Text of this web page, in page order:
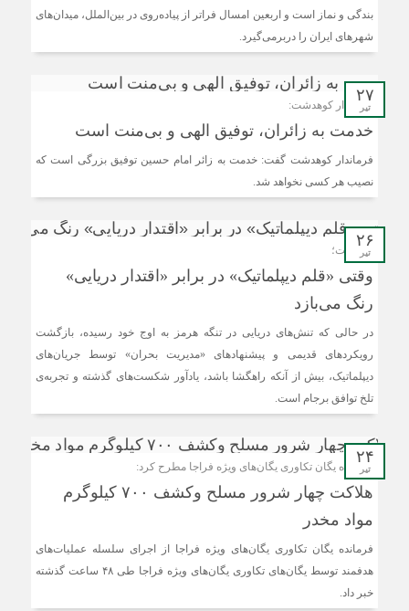
بندگی و نماز است و اربعین امسال فراتر از پیاده‌روی در بین‌الملل، میدان‌های
شهرهای ایران را دربرمی‌گیرد.
۲۷
تیر
فرماندار کوهدشت:
خدمت به زائران، توفیق الهی و بی‌منت است
فرماندار کوهدشت گفت: خدمت به زائر امام حسین توفیق بزرگی است که
نصیب هر کسی نخواهد شد.
۲۶
تیر
یادداشت؛
وقتی «قلم دیپلماتیک» در برابر «اقتدار دریایی»
رنگ می‌بازد
در حالی که تنش‌های دریایی در تنگه هرمز به اوج خود رسیده، بازگشت
رویکردهای قدیمی و پیشنهادهای «مدیریت بحران» توسط جریان‌های
دیپلماتیک، بیش از آنکه راهگشا باشد، یادآور شکست‌های گذشته و تجربه‌ی
تلخ توافق برجام است.
۲۴
تیر
فرمانده یگان تکاوری یگان‌های ویژه فراجا مطرح کرد:
هلاکت چهار شرور مسلح وکشف ۷۰۰ کیلوگرم
مواد مخدر
فرمانده یگان تکاوری یگان‌های ویژه فراجا از اجرای سلسله عملیات‌های
هدفمند توسط یگان‌های تکاوری یگان‌های ویژه فراجا طی ۴۸ ساعت گذشته
خبر داد.